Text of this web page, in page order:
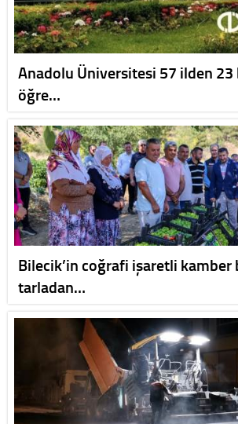
Anadolu Üniversitesi 57 ilden 23
öğre…
Bilecik’in coğrafi işaretli kamber
tarladan…